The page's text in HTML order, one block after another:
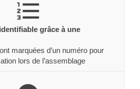
grâce à une
marquées d’un numéro pour
lors de l’assemblage